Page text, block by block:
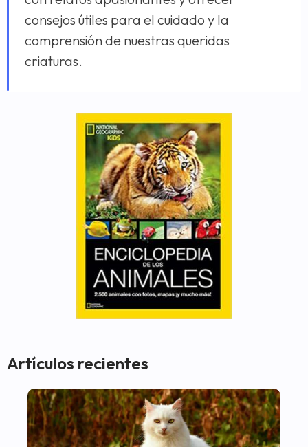
consejos útiles para el cuidado y la
comprensión de nuestras queridas
criaturas.
Artículos recientes